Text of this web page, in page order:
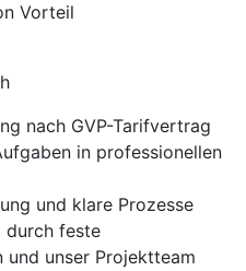
Vorteil
nach GVP-Tarifvertrag
in professionellen
und klare Prozesse
durch feste
und unser Projektteam